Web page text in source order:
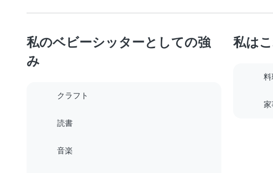
私のベビーシッターとしての強
み
クラフト
読書
音楽
私は
料
家